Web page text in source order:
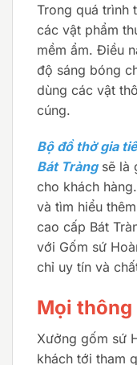
Trong quá trình
các vật phẩm
mềm ẩm. Điều
độ sáng bóng
dùng các vật
cúng.
Bộ đồ thờ gia
Bát Tràngsẽ là
cho khách
và tìm hiểu
cao cấp Bát
với Gốm sứ
chỉ uy tín và
Mọi
Xưởng gốm sứ
khách tới tham